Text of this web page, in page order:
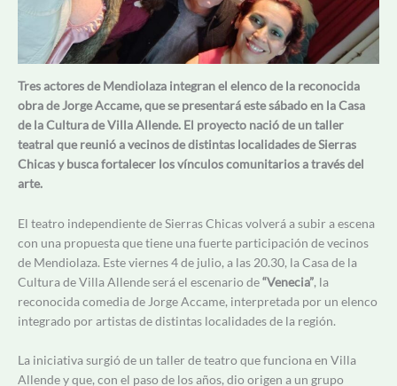
Tres actores de Mendiolaza integran el elenco de la reconocida
obra de Jorge Accame, que se presentará este sábado en la Casa
de la Cultura de Villa Allende. El proyecto nació de un taller
teatral que reunió a vecinos de distintas localidades de Sierras
Chicas y busca fortalecer los vínculos comunitarios a través del
arte.
El teatro independiente de Sierras Chicas volverá a subir a escena
con una propuesta que tiene una fuerte participación de vecinos
de Mendiolaza. Este viernes 4 de julio, a las 20.30, la Casa de la
Cultura de Villa Allende será el escenario de“Venecia”, la
reconocida comedia de Jorge Accame, interpretada por un elenco
integrado por artistas de distintas localidades de la región.
La iniciativa surgió de un taller de teatro que funciona en Villa
Allende y que, con el paso de los años, dio origen a un grupo